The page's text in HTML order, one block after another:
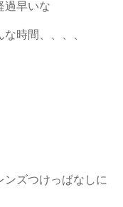
過早いな
時間、、、、
ンズつけっぱなしに